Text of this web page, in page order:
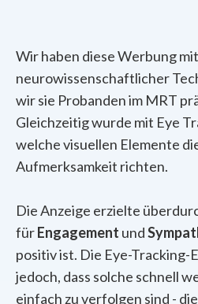
Wir haben diese Werbung mit
neurowissenschaftlicher
wir sie Probanden im MRT
Gleichzeitig wurde mit Eye
welche visuellen Elemente
Aufmerksamkeit richten.
Die Anzeige erzielte
fürEngagement und
positiv ist. Die Eye-Tracking-
jedoch, dass solche schnell
einfach zu verfolgen sind -